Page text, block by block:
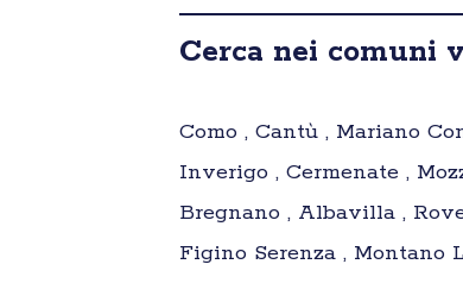
Cerca nei comuni
Como , Cantù , Mariano
Inverigo , Cermenate ,
Bregnano , Albavilla ,
Figino Serenza , Montano